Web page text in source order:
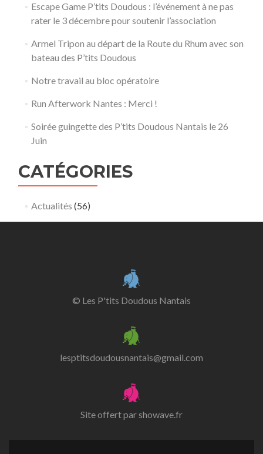
Escape Game P’tits Doudous : l’événement à ne pas
rater le 3 décembre pour soutenir l’association
Armel Tripon au départ de la Route du Rhum avec son
bateau des P’tits Doudous
Notre travail au bloc opératoire
Run Afterwork Nantes : Merci !
Soirée guingette des P’tits Doudous Nantais le 26
Juin
CATÉGORIES
Actualités (56)
© Les P'tits Doudous Nantais
lesptitsdoudousnantais@gmail.com
Site offert parshowave.fr